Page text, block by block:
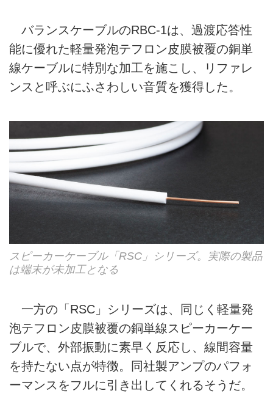
バランスケーブルのRBC-1は、過渡応答性
能に優れた軽量発泡テフロン皮膜被覆の銅単
線ケーブルに特別な加工を施こし、リファレ
ンスと呼ぶにふさわしい音質を獲得した。
スピーカーケーブル「RSC」シリーズ。実際の製品
は端末が未加工となる
一方の「RSC」シリーズは、同じく軽量発
泡テフロン皮膜被覆の銅単線スピーカーケー
ブルで、外部振動に素早く反応し、線間容量
を持たない点が特徴。同社製アンプのパフォ
ーマンスをフルに引き出してくれるそうだ。